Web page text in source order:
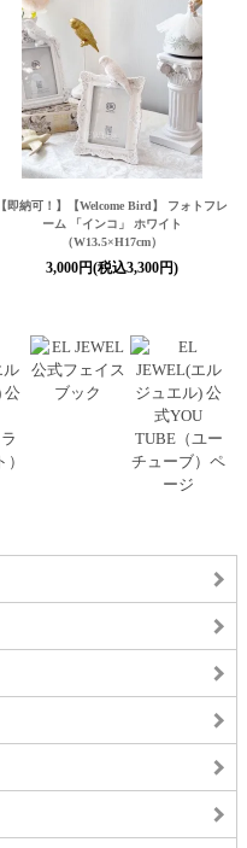
【即納可！】【Welcome Bird】 フォトフレ
ーム 「インコ」 ホワイト
（W13.5×H17cm）
3,000円(税込3,300円)